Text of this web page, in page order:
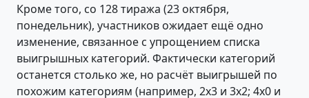
Кроме того, со 128 тиража (23 октября,
понедельник), участников ожидает ещё одно
изменение, связанное с упрощением списка
выигрышных категорий. Фактически категорий
останется столько же, но расчёт выигрышей по
похожим категориям (например, 2х3 и 3х2; 4х0 и